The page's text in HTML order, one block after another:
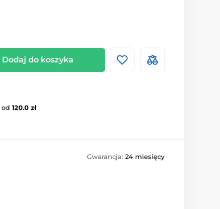
Dodaj do koszyka
od 120.0 zł
Gwarancja: 24 miesięcy